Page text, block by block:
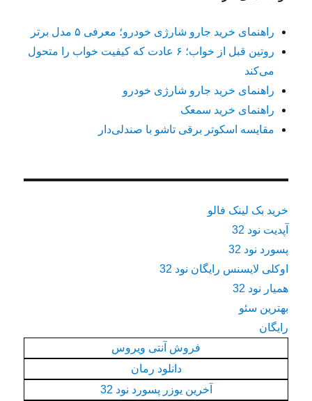
راهنمای خرید جارو شارژی خودرو؛ معرفی ۵ مدل برتر
روتین قبل از خواب؛ ۶ عادت که کیفیت خواب را متحول
می‌کند
راهنمای خرید جارو شارژی خودرو
راهنمای خرید سمعک
مقایسه اسکوتر برقی تاشو با صندلی‌دار
خرید بک لینک فالو
آپدیت نود 32
پسورد نود 32
اوکلی لایسنس رایگان نود 32
همیار نود 32
بهترین سئو
رایگان
فروش آنتی ویروس
دانلود رمان
آخرین یوزر پسورد نود 32